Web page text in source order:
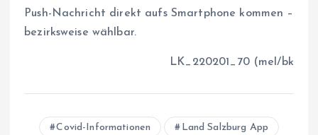
Push-Nachricht direkt aufs Smartphone kommen –
bezirksweise wählbar.
LK_220201_70 (mel/bk
Covid-Informationen Land Salzburg App